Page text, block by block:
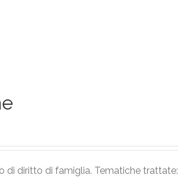
di diritto di famiglia. Tematiche trattate: